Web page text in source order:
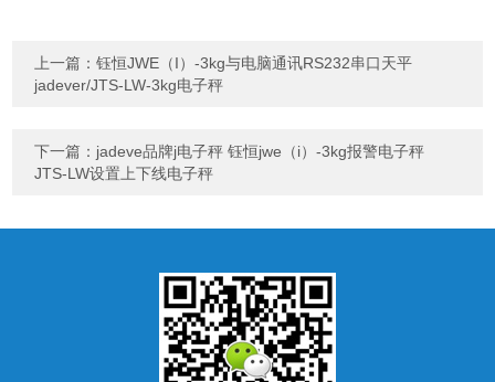
上一篇：钰恒JWE（I）-3kg与电脑通讯RS232串口天平
jadever/JTS-LW-3kg电子秤
下一篇： jadeve品牌j电子秤 钰恒jwe（i）-3kg报警电子秤
JTS-LW设置上下线电子秤